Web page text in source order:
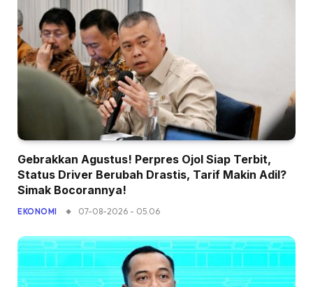
Gebrakkan Agustus! Perpres Ojol Siap Terbit,
Status Driver Berubah Drastis, Tarif Makin Adil?
Simak Bocorannya!
EKONOMI 07-08-2026 - 05.06